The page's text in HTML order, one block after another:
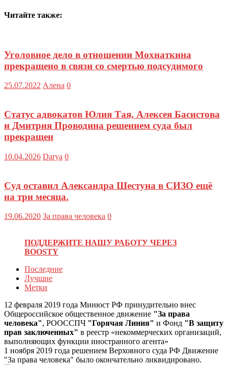
Читайте также:
Уголовное дело в отношении Мохнаткина
прекращено в связи со смертью подсудимого
25.07.2022 Алена 0
Статус адвокатов Юлия Тая, Алексея Басистова
и Дмитрия Проводина решением суда был
прекращен
10.04.2026 Darya 0
Суд оставил Александра Шестуна в СИЗО ещё
на три месяца.
19.06.2020 За права человека 0
ПОДДЕРЖИТЕ НАШУ РАБОТУ ЧЕРЕЗ
BOOSTY
Последние
Лучшие
Метки
12 февраля 2019 года Минюст РФ принудительно внес
Общероссийское общественное движение "За права
человека", РООССПЧ "Горячая Линия" и Фонд "В защиту
прав заключенных" в реестр «некоммерческих организаций,
выполняющих функции иностранного агента»
1 ноября 2019 года решением Верховного суда РФ Движение
"За права человека" было окончательно ликвидировано.